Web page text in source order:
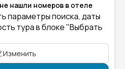
нашли номеров в отеле
параметры поиска, даты
тура в блоке "Выбрать
Изменить